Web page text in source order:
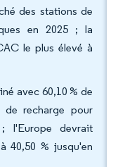
des stations de
en 2025 ; la
le plus élevé à
avec 60,10 % de
recharge pour
l'Europe devrait
40,50 % jusqu'en